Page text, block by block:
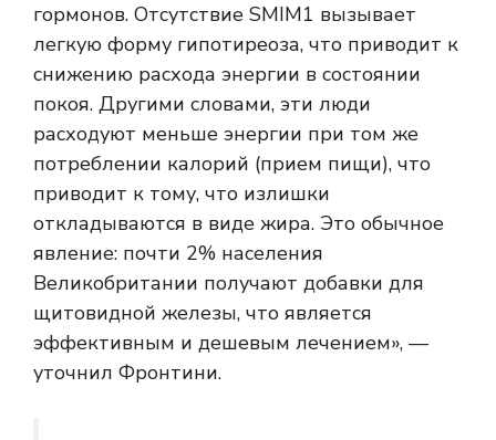
гормонов. Отсутствие SMIM1 вызывает
легкую форму гипотиреоза, что приводит к
снижению расхода энергии в состоянии
покоя. Другими словами, эти люди
расходуют меньше энергии при том же
потреблении калорий (прием пищи), что
приводит к тому, что излишки
откладываются в виде жира. Это обычное
явление: почти 2% населения
Великобритании получают добавки для
щитовидной железы, что является
эффективным и дешевым лечением», —
уточнил Фронтини.